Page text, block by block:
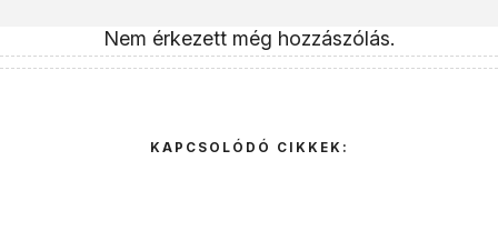
Nem érkezett még hozzászólás.
KAPCSOLÓDÓ CIKKEK: